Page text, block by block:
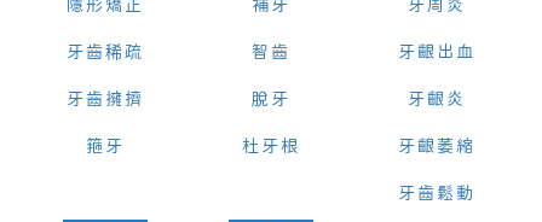
隱形矯正
牙齒稀疏
牙齒擁擠
箍牙
補牙
智齒
脫牙
杜牙根
牙周炎
牙齦出血
牙齦炎
牙齦萎縮
牙齒鬆動